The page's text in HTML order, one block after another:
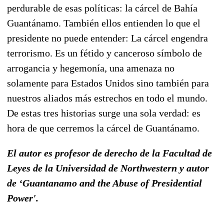
perdurable de esas políticas: la cárcel de Bahía
Guantánamo. También ellos entienden lo que el
presidente no puede entender: La cárcel engendra
terrorismo. Es un fétido y canceroso símbolo de
arrogancia y hegemonía, una amenaza no
solamente para Estados Unidos sino también para
nuestros aliados más estrechos en todo el mundo.
De estas tres historias surge una sola verdad: es
hora de que cerremos la cárcel de Guantánamo.
El autor es profesor de derecho de la Facultad de
Leyes de la Universidad de Northwestern y autor
de ‘Guantanamo and the Abuse of Presidential
Power'.